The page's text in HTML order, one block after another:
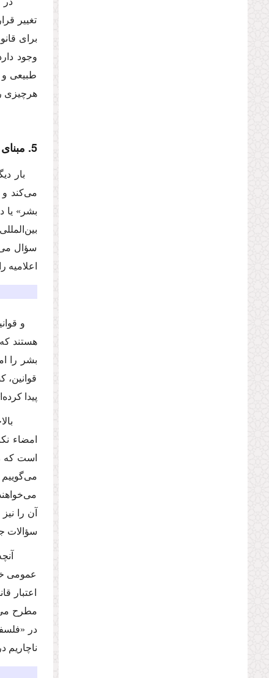
تغییر
براى
وجود
طبیعى و
هرچیزى
5. مبناى اعتبار حقوق بشر
بار
مى‌كند
بشر» یا
سؤال
و
هستند
بشر را
قوانین،
پیدا
امضاء
است كه
سؤالات
عمومى
اعتبار
مطرح
در
ناچاریم